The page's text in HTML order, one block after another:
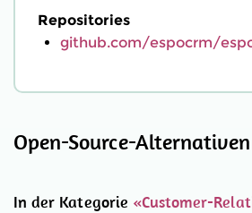
Repositories
github.com/espocrm/
Open-Source-Alternativen
In der Kategorie «Customer-